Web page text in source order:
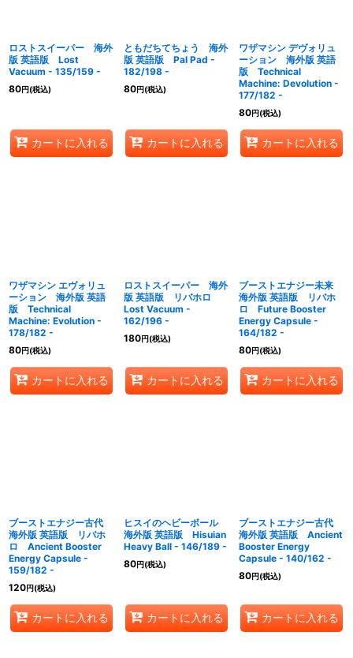
ロストスイーパー 海外
版 英語版 Lost
Vacuum - 135/159 -
80円(税込)
カートに入れる
ともだちてちょう 海外
版 英語版 Pal Pad -
182/198 -
80円(税込)
カートに入れる
ワザマシン デヴォリュ
ーション 海外版 英語
版 Technical
Machine: Devolution -
177/182 -
80円(税込)
カートに入れる
ワザマシン エヴォリュ
ーション 海外版 英語
版 Technical
Machine: Evolution -
178/182 -
80円(税込)
カートに入れる
ロストスイーパー 海外
版 英語版 リバホロ
Lost Vacuum -
162/196 -
180円(税込)
カートに入れる
ブーストエナジー未来
海外版 英語版 リバホ
ロ Future Booster
Energy Capsule -
164/182 -
80円(税込)
カートに入れる
ブーストエナジー古代
海外版 英語版 リバホ
ロ Ancient Booster
Energy Capsule -
159/182 -
120円(税込)
カートに入れる
ヒスイのヘビーボール
海外版 英語版 Hisuian
Heavy Ball - 146/189 -
80円(税込)
カートに入れる
ブーストエナジー古代
海外版 英語版 Ancient
Booster Energy
Capsule - 140/162 -
80円(税込)
カートに入れる